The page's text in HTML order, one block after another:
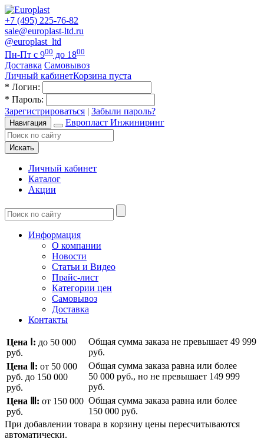
+7 (495) 225-76-82
sale@europlast-ltd.ru
@europlast_ltd
Пн-Пт с 900 до 1800
Доставка Самовывоз
Личный кабинетКорзина пуста
* Логин:
* Пароль:
Зарегистрироваться | Забыли пароль?
Навигация Европласт Инжиниринг
Искать
Личный кабинет
Каталог
Акции
Информация
О компании
Новости
Статьи и Видео
Прайс-лист
Категории цен
Самовывоз
Доставка
Контакты
Цена Ⅰ: до 50 000
руб.
Общая сумма заказа не превышает 49 999
руб.
Цена Ⅱ: от 50 000
руб. до 150 000
руб.
Общая сумма заказа равна или более
50 000 руб., но не превышает 149 999
руб.
Цена Ⅲ: от 150 000
руб.
Общая сумма заказа равна или более
150 000 руб.
При добавлении товара в корзину цены пересчитываются
автоматически.